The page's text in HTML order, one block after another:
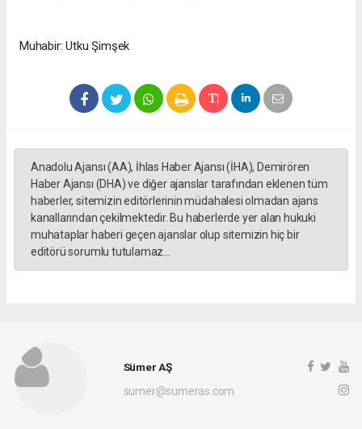
Muhabir: Utku Şimşek
Anadolu Ajansı (AA), İhlas Haber Ajansı (İHA), Demirören
Haber Ajansı (DHA) ve diğer ajanslar tarafından eklenen tüm
haberler, sitemizin editörlerinin müdahalesi olmadan ajans
kanallarından çekilmektedir. Bu haberlerde yer alan hukuki
muhataplar haberi geçen ajanslar olup sitemizin hiç bir
editörü sorumlu tutulamaz...
Sümer AŞ
sumer@sumeras.com